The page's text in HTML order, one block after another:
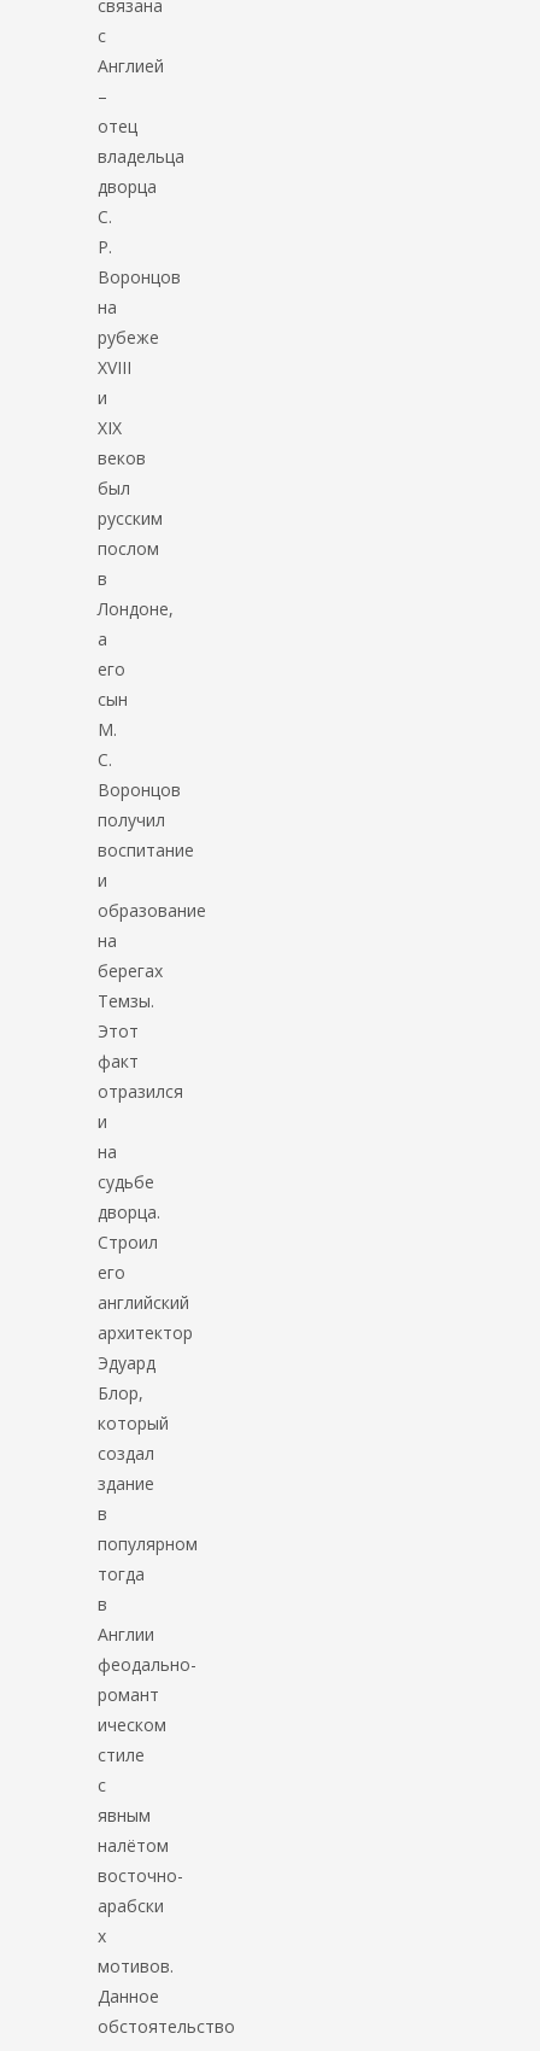
связана
с
Англией
–
отец
владельца
дворца
С.
Р.
Воронцов
на
рубеже
ХVIII
и
ХIХ
веков
был
русским
послом
в
Лондоне,
а
его
сын
М.
С.
Воронцов
получил
воспитание
и
образование
на
берегах
Темзы.
Этот
факт
отразился
и
на
судьбе
дворца.
Строил
его
английский
архитектор
Эдуард
Блор,
который
создал
здание
в
популярном
тогда
в
Англии
феодально-
романт
ическом
стиле
с
явным
налётом
восточно-
арабски
х
мотивов.
Данное
обстоятельство